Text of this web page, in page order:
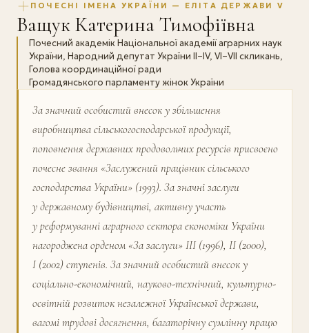
ПОЧЕСНІ ІМЕНА УКРАЇНИ — ЕЛІТА ДЕРЖАВИ V
Ващук Катерина Тимофіївна
Почесний академік Національної академії аграрних наук
України, Народний депутат України II–IV, VI–VII скликань,
Голова координаційної ради
Громадянського парламенту жінок України
За значний особистий внесок у збільшення
виробництва сільськогосподарської продукції,
поповнення державних продовольчих ресурсів присвоєно
почесне звання «Заслужений працівник сільського
господарства України» (1993). За значні заслуги
у державному будівництві, активну участь
у реформуванні аграрного сектора економіки Украї­ни
нагороджена орденом «За заслуги» ІІІ (1996), ІІ (2000),
І (2002) ступенів. За значний особистий внесок у
соціально-економічний, науково-технічний, культурно-
освітній розвиток незалежної Української держави,
вагомі трудові досягнення, багаторічну сумлінну працю